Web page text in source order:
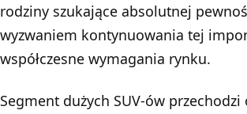
rodziny szukające absolutnej
wyzwaniem kontynuowania tej
współczesne wymagania rynku.
Segment dużych SUV-ów